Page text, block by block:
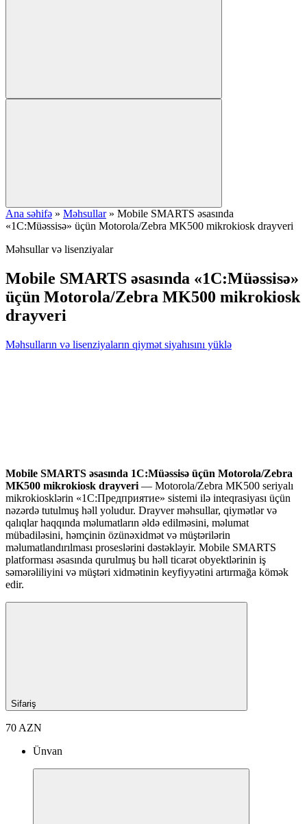
Ana səhifə » Məhsullar» Mobile SMARTS əsasında
«1C:Müəssisə» üçün Motorola/Zebra MK500 mikrokiosk drayveri
Məhsullar və lisenziyalar
Mobile SMARTS əsasında «1C:Müəssisə»
üçün Motorola/Zebra MK500 mikrokiosk
drayveri
Məhsulların və lisenziyaların qiymət siyahısını yüklə
Mobile SMARTS əsasında 1C:Müəssisə üçün Motorola/Zebra
MK500 mikrokiosk drayveri — Motorola/Zebra MK500 seriyalı
mikrokiosklərin «1C:Предприятие» sistemi ilə inteqrasiyası üçün
nəzərdə tutulmuş həll yoludur. Drayver məhsullar, qiymətlər və
qalıqlar haqqında məlumatların əldə edilməsini, məlumat
mübadiləsini, həmçinin özünəxidmət və müştərilərin
məlumatlandırılması proseslərini dəstəkləyir. Mobile SMARTS
platforması əsasında qurulmuş bu həll ticarət obyektlərinin iş
səmərəliliyini və müştəri xidmətinin keyfiyyətini artırmağa kömək
edir.
Sifariş
70 AZN
Ünvan